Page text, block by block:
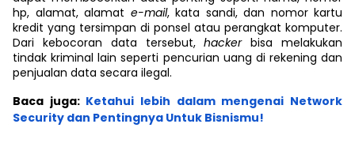
hp, alamat, alamat e-mail, kata sandi, dan nomor kartu
kredit yang tersimpan di ponsel atau perangkat komputer.
Dari kebocoran data tersebut,hackerbisa melakukan
tindak kriminal lain seperti pencurian uang di rekening dan
penjualan data secara ilegal.
Baca juga:Ketahui lebih dalam mengenai Network
Security dan Pentingnya Untuk Bisnismu!